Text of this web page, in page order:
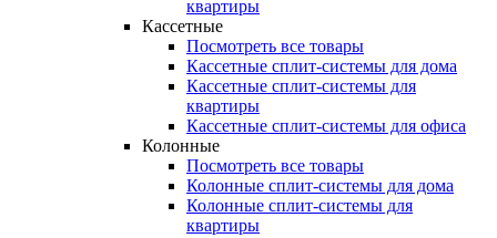
квартиры
Кассетные
Посмотреть все товары
Кассетные сплит-системы для дома
Кассетные сплит-системы для
квартиры
Кассетные сплит-системы для офиса
Колонные
Посмотреть все товары
Колонные сплит-системы для дома
Колонные сплит-системы для
квартиры